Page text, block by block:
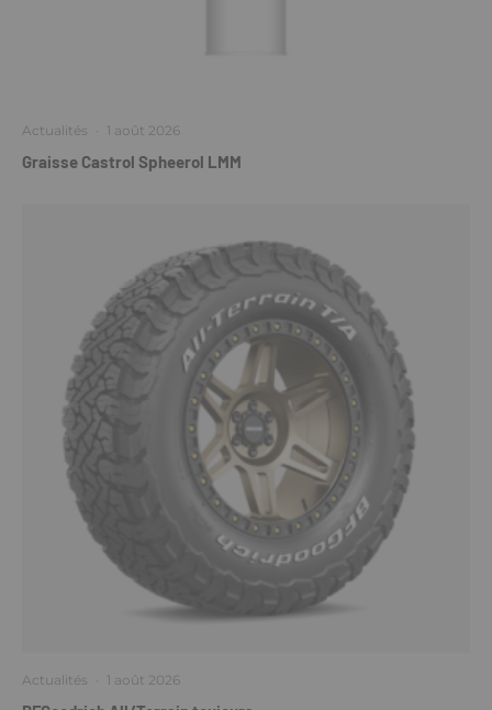
Actualités · 1 août 2026
Graisse Castrol Spheerol LMM
Actualités · 1 août 2026